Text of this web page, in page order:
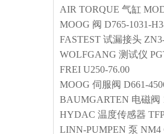
AIR TORQUE 气缸
MOOG 阀 D765-1031-
FASTEST 试漏接头
WOLFGANG 测试仪
FREI U250-76.00
MOOG 伺服阀 D661-
BAUMGARTEN 电磁阀
HYDAC 温度传感器
LINN-PUMPEN 泵 NM4